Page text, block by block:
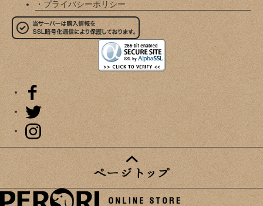
・プライバシーポリシー